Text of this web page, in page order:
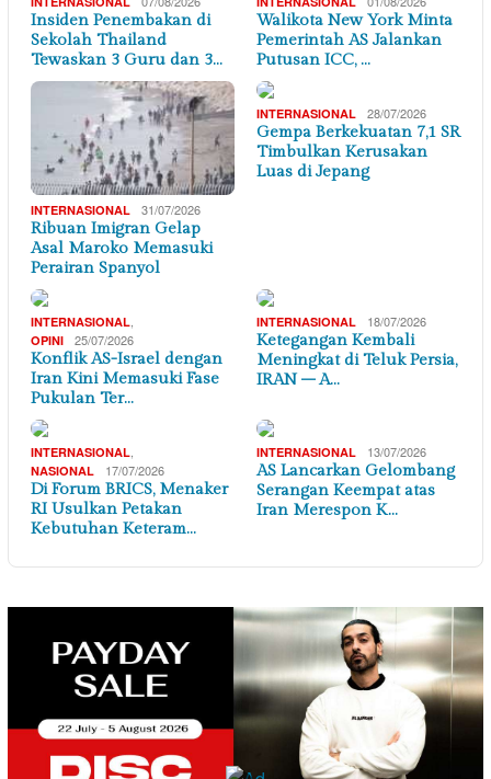
Insiden Penembakan di
Sekolah Thailand
Tewaskan 3 Guru dan 3…
Walikota New York Minta
Pemerintah AS Jalankan
Putusan ICC, …
INTERNASIONAL 31/07/2026
Ribuan Imigran Gelap
Asal Maroko Memasuki
Perairan Spanyol
INTERNASIONAL 28/07/2026
Gempa Berkekuatan 7,1 SR
Timbulkan Kerusakan
Luas di Jepang
INTERNASIONAL
OPINI 25/07/2026
Konflik AS-Israel dengan
Iran Kini Memasuki Fase
Pukulan Ter…
INTERNASIONAL 18/07/2026
Ketegangan Kembali
Meningkat di Teluk Persia,
IRAN – A…
INTERNASIONAL
NASIONAL 17/07/2026
Di Forum BRICS, Menaker
RI Usulkan Petakan
Kebutuhan Keteram…
INTERNASIONAL 13/07/2026
AS Lancarkan Gelombang
Serangan Keempat atas
Iran Merespon K…